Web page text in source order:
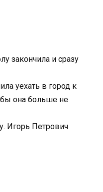
закончила и сразу
уехать в город к
она больше не
Игорь Петрович